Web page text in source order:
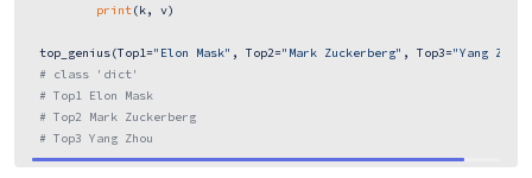
print(k, v)
top_genius(Top1="Elon Mask" , Top2="Mark Zuckerberg" , Top3="Yang Zhou"
# class 'dict'
# Top1 Elon Mask
# Top2 Mark Zuckerberg
# Top3 Yang Zhou